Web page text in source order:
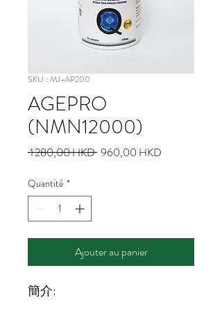
SKU : MJ-AP200
AGEPRO
(NMN12000)
1 280,00 HKD Prix
960,00 HKD
Quantité *
Ajouter au panier
簡介: